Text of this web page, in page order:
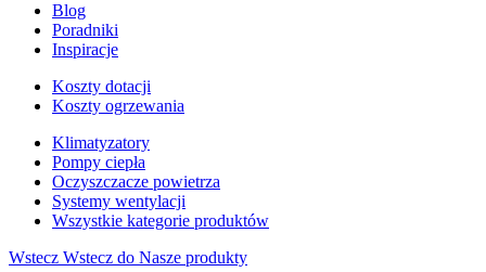
Blog
Poradniki
Inspiracje
Koszty dotacji
Koszty ogrzewania
Klimatyzatory
Pompy ciepła
Oczyszczacze powietrza
Systemy wentylacji
Wszystkie kategorie produktów
Wstecz Wstecz do Nasze produkty